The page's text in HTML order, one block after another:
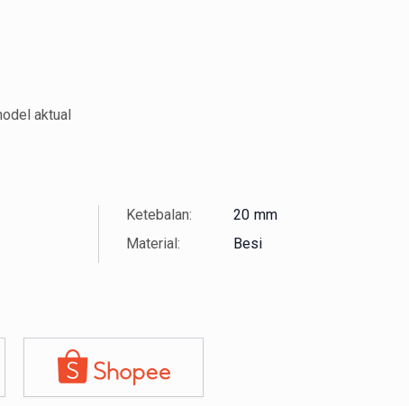
aktual
Ketebalan: 20 mm
Material: Besi